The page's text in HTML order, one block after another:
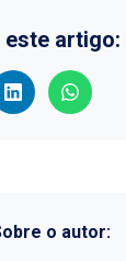
este artigo:
o autor: